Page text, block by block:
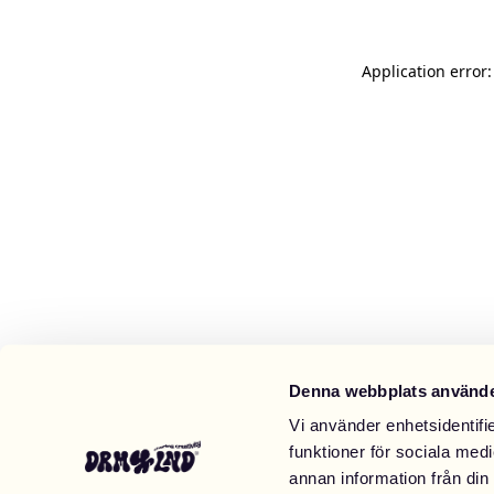
Denna webbplats
Vi använder
funktioner för sociala
annan information från
Application